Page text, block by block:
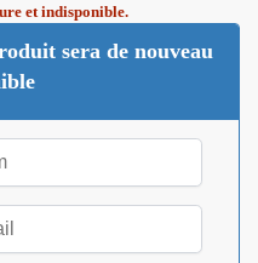
et indisponible.
sera de nouveau